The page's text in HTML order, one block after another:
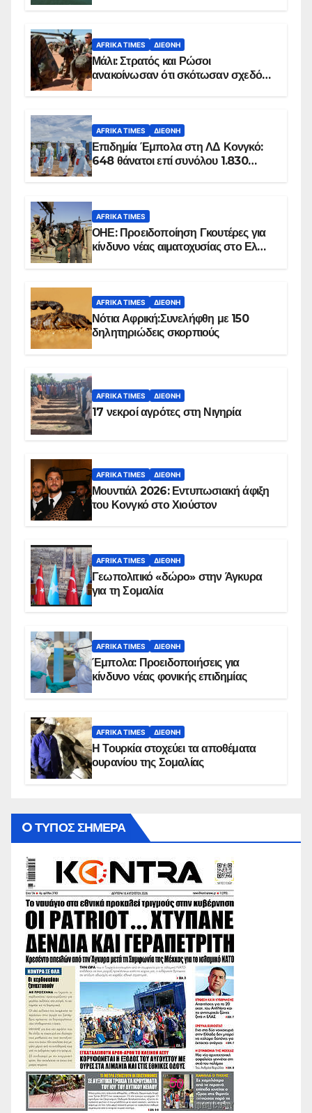
AFRIKA TIMES ΔΙΕΘΝΉ
Μάλι: Στρατός και Ρώσοι
ανακοίνωσαν ότι σκότωσαν σχεδόν
AFRIKA TIMES ΔΙΕΘΝΉ
Επιδημία Έμπολα στη ΛΔ Κονγκό:
648 θάνατοι επί συνόλου 1.830
AFRIKA TIMES
ΟΗΕ: Προειδοποίηση Γκουτέρες για
κίνδυνο νέας αιματοχυσίας στο Ελ
AFRIKA TIMES ΔΙΕΘΝΉ
Νότια Αφρική:Συνελήφθη με 150
δηλητηριώδεις σκορπιούς
AFRIKA TIMES ΔΙΕΘΝΉ
17 νεκροί αγρότες στη Νιγηρία
AFRIKA TIMES ΔΙΕΘΝΉ
Μουντιάλ 2026: Εντυπωσιακή άφιξη
του Κονγκό στο Χιούστον
AFRIKA TIMES ΔΙΕΘΝΉ
Γεωπολιτικό «δώρο» στην Άγκυρα
για τη Σομαλία
AFRIKA TIMES ΔΙΕΘΝΉ
Έμπολα: Προειδοποιήσεις για
κίνδυνο νέας φονικής επιδημίας
AFRIKA TIMES ΔΙΕΘΝΉ
Η Τουρκία στοχεύει τα αποθέματα
ουρανίου της Σομαλίας
O ΤΥΠΟΣ ΣΗΜΕΡΑ